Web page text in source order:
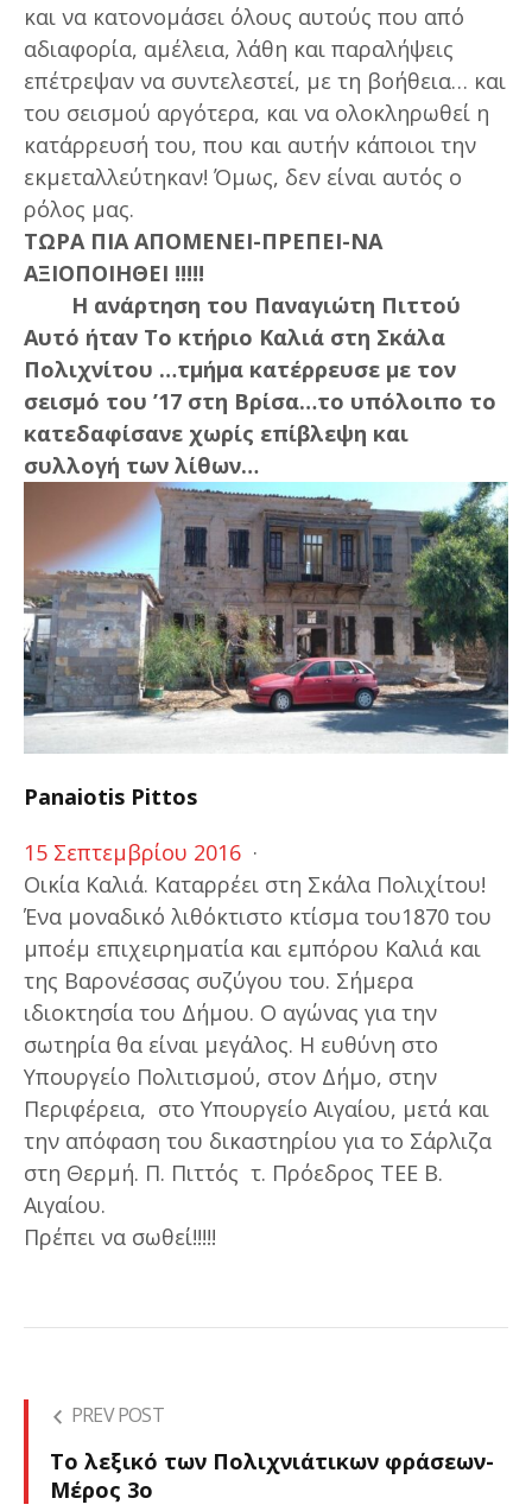
και να κατονομάσει όλους αυτούς που από
αδιαφορία, αμέλεια, λάθη και παραλήψεις
επέτρεψαν να συντελεστεί, με τη βοήθεια… και
του σεισμού αργότερα, και να ολοκληρωθεί η
κατάρρευσή του, που και αυτήν κάποιοι την
εκμεταλλεύτηκαν! Όμως, δεν είναι αυτός ο
ρόλος μας.
ΤΩΡΑ ΠΙΑ ΑΠΟΜΕΝΕΙ-ΠΡΕΠΕΙ-ΝΑ
ΑΞΙΟΠΟΙΗΘΕΙ !!!!!
Η ανάρτηση του Παναγιώτη Πιττού
Αυτό ήταν Το κτήριο Καλιά στη Σκάλα
Πολιχνίτου …τμήμα κατέρρευσε με τον
σεισμό του ’17 στη Βρίσα…το υπόλοιπο το
κατεδαφίσανε χωρίς επίβλεψη και
συλλογή των λίθων…
Panaiotis Pittos
15 Σεπτεμβρίου 2016 ·
Οικία Καλιά. Καταρρέει στη Σκάλα Πολιχίτου!
Ένα μοναδικό λιθόκτιστο κτίσμα του1870 του
μποέμ επιχειρηματία και εμπόρου Καλιά και
της Βαρονέσσας συζύγου του. Σήμερα
ιδιοκτησία του Δήμου. Ο αγώνας για την
σωτηρία θα είναι μεγάλος. Η ευθύνη στο
Υπουργείο Πολιτισμού, στον Δήμο, στην
Περιφέρεια, στο Υπουργείο Αιγαίου, μετά και
την απόφαση του δικαστηρίου για το Σάρλιζα
στη Θερμή. Π. Πιττός τ. Πρόεδρος ΤΕΕ Β.
Αιγαίου.
Πρέπει να σωθεί!!!!!
PREV POST
Το λεξικό των Πολιχνιάτικων φράσεων-
Μέρος 3ο